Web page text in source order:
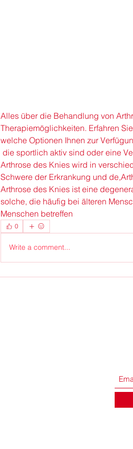
Alles über die Behandlung von
Therapiemöglichkeiten. Erfahren
welche Optionen Ihnen zur
Arthrose des Knies wird in
Schwere der Erkrankung und
Arthrose des Knies ist eine
solche, die häufig bei älteren
Menschen betreffen
0
Write a comment...